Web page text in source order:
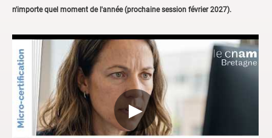
n'importe quel moment de l'année (prochaine session février 2027).
▶